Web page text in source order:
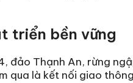
triển bền vững
đảo Thạnh An, rừng
qua là kết nối giao